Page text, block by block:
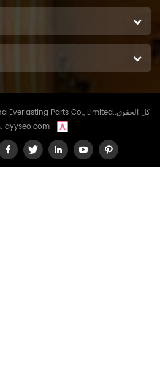
محفوظة. dyyseo.com